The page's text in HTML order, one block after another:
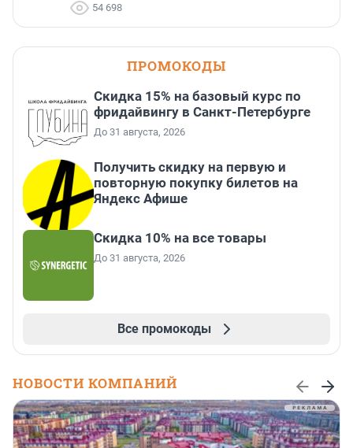
54 698
ПРОМОКОДЫ
Скидка 15% на базовый курс по
фридайвингу в Санкт-Петербурге
До 31 августа, 2026
Получить скидку на первую и
повторную покупку билетов на
Яндекс Афише
Скидка 10% на все товары
До 31 августа, 2026
Все промокоды
НОВОСТИ КОМПАНИЙ